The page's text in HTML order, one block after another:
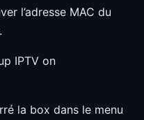
l’adresse MAC du
la box dans le menu